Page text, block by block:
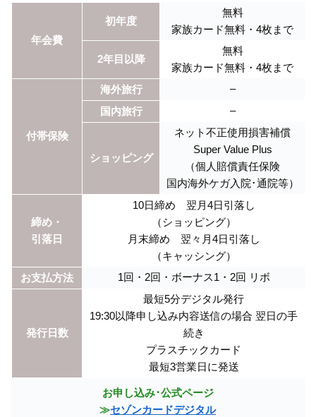
年会費
初年度
無料
家族カード無料・4枚まで
2年目以降
無料
家族カード無料・4枚まで
付帯保険
海外旅行
–
国内旅行
–
ショッピング
ネット不正使用損害補償
Super Value Plus
（個人賠償責任保険
国内海外ケガ入院･通院等）
締め・
引落日
10日締め 翌月4日引落し
（ショッピング）
月末締め 翌々月4日引落し
（キャッシング）
お支払方法
1回・2回・ボーナス1・2回 リボ
発行日数
最短5分デジタル発行
19:30以降申し込み内容送信の場合 翌日の手
続き
プラスチックカード
最短3営業日に発送
お申し込み･公式ページ
≫セゾンカードデジタル